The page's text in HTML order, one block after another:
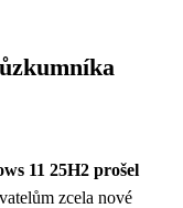
11 25H2 prošel
zcela nové